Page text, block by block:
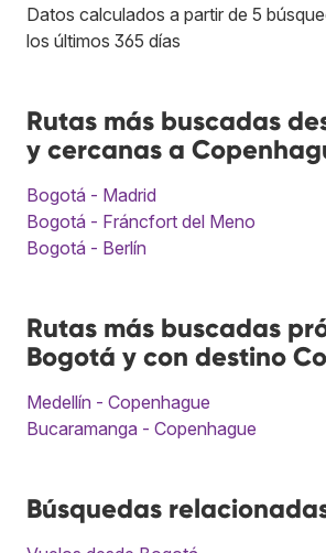
Datos calculados a partir de 5
los últimos 365 días
Rutas más buscadas
y cercanas a
Bogotá - Madrid
Bogotá - Fráncfort del Meno
Bogotá - Berlín
Rutas más buscadas
Bogotá y con destino
Medellín - Copenhague
Bucaramanga - Copenhague
Búsquedas